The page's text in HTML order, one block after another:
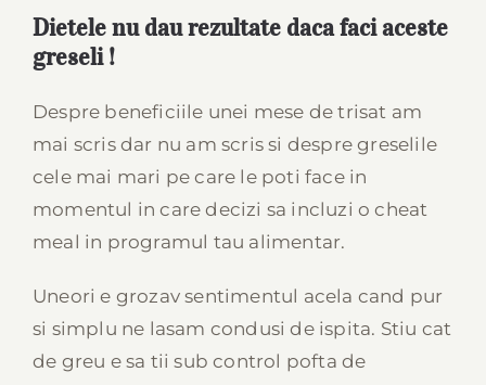
Dietele nu dau rezultate daca faci aceste
greseli !
Despre beneficiile unei mese de trisat am
mai scris dar nu am scris si despre greselile
cele mai mari pe care le poti face in
momentul in care decizi sa incluzi o cheat
meal in programul tau alimentar.
Uneori e grozav sentimentul acela cand pur
si simplu ne lasam condusi de ispita. Stiu cat
de greu e sa tii sub control pofta de